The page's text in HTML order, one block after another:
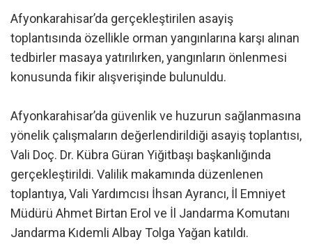
Afyonkarahisar’da gerçekleştirilen asayiş
toplantısında özellikle orman yangınlarına karşı alınan
tedbirler masaya yatırılırken, yangınların önlenmesi
konusunda fikir alışverişinde bulunuldu.
Afyonkarahisar’da güvenlik ve huzurun sağlanmasına
yönelik çalışmaların değerlendirildiği asayiş toplantısı,
Vali Doç. Dr. Kübra Güran Yiğitbaşı başkanlığında
gerçekleştirildi. Valilik makamında düzenlenen
toplantıya, Vali Yardımcısı İhsan Ayrancı, İl Emniyet
Müdürü Ahmet Birtan Erol ve İl Jandarma Komutanı
Jandarma Kıdemli Albay Tolga Yağan katıldı.